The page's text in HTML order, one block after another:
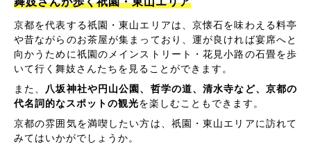
京都を代表する祇園・東山エリアは、京懐石を味わえる料亭
や昔ながらのお茶屋が集まっており、運が良ければ宴席へと
向かうために祇園のメインストリート・花見小路の石畳を歩
いて行く舞妓さんたちを見ることができます。
また、
八坂神社や円山公園、哲学の道、清水寺など、京都の
代名詞的なスポットの観光を楽しむこともできます。
京都の雰囲気を満喫したい方は、祇園・東山エリアに訪れて
みてはいかがでしょうか。